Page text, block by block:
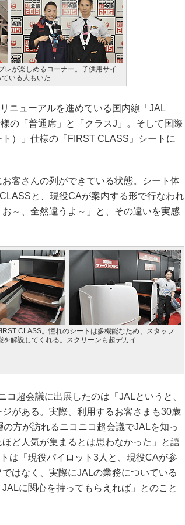
レが楽しめるコーナー。子供用サイ
いる人もいた
ニューアルを進めている国内線「JAL
の「普通席」と「クラスJ」。そして国際
）」仕様の「FIRST CLASS」シートに
客さんの列ができている状態。シート体
と、現役CAが案内する形で行なわれ
～、全然違うよ～」と、その違いを実感
CLASS。憧れのシートは多機能なため、スタッフ
を解説してくれる。スクリーンも超デカイ
超会議に出展したのは「JALというと、
がある。実際、利用するお客さまも30歳
方が訪れるニコニコ超会議でJALを知っ
ど人気が集まるとは思わなかった」と語
は「現役パイロット3人と、現役CAが参
はなく、実際にJALの業務についている
に関心を持ってもらえれば」とのこと